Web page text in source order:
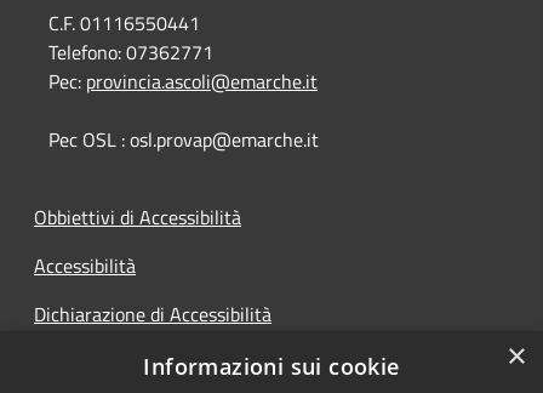
C.F. 01116550441
Telefono:07362771
Pec: provincia.ascoli@emarche.it
Pec OSL : osl.provap@emarche.it
Obbiettivi di Accessibilità
Accessibilità
Dichiarazione di Accessibilità
Accesso Civico
×
Informazioni sui cookie